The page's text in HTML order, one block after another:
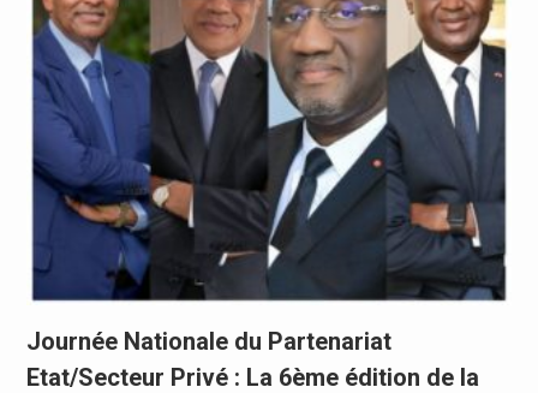
Journée Nationale du Partenariat
Etat/Secteur Privé : La 6ème édition de la